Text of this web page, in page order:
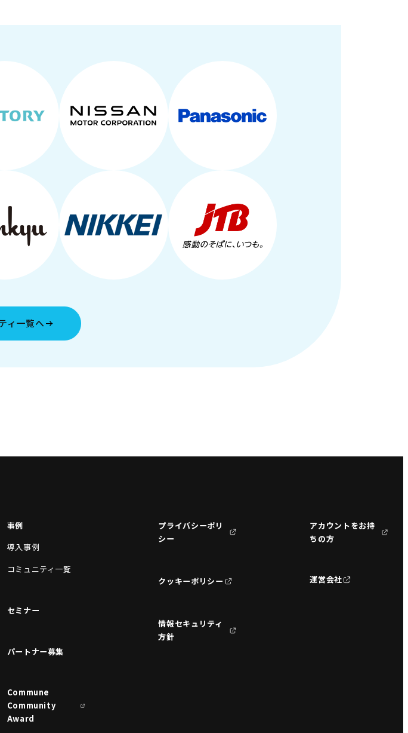
ィ一覧へ
事例
導入事例
コミュニティ一覧
セミナー
パートナー募集
Commune
Community
Award
プライバシーポリ
シー
クッキーポリシー
情報セキュリティ
方針
アカウントをお持
ちの方
運営会社